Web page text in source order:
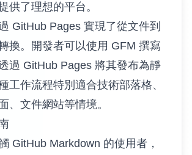
供了理想的平台。
GitHub Pages 實現了從文件到
換。開發者可以使用 GFM 撰寫
過 GitHub Pages 將其發布為靜
工作流程特別適合技術部落格、
、文件網站等情境。
GitHub Markdown 的使用者，